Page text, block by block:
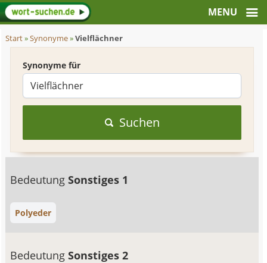
Start»Synonyme»Vielflächner
Synonyme für
Suchen
BedeutungSonstiges 1
Polyeder
BedeutungSonstiges 2